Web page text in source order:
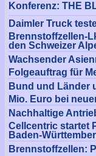
Konferenz: THE
Daimler Truck
Brennstoffzellen-
den Schweizer
Wachsender
Folgeauftrag für
Bund und Länder
Mio. Euro bei
Nachhaltige
Cellcentric startet
Baden-
Brennstoffzellen: